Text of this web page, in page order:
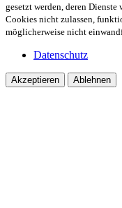
gesetzt werden, deren Dienste
Cookies nicht zulassen,
möglicherweise nicht
Datenschutz
Akzeptieren Ablehnen